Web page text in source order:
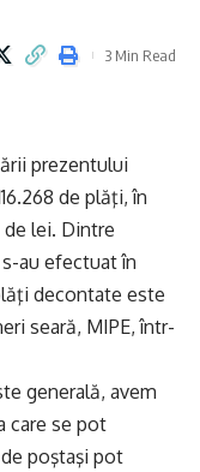
3 Min Read
prezentului
de plăţi, în
lei. Dintre
au efectuat în
decontate este
seară, MIPE, într-
generală, avem
care se pot
poştaşi pot